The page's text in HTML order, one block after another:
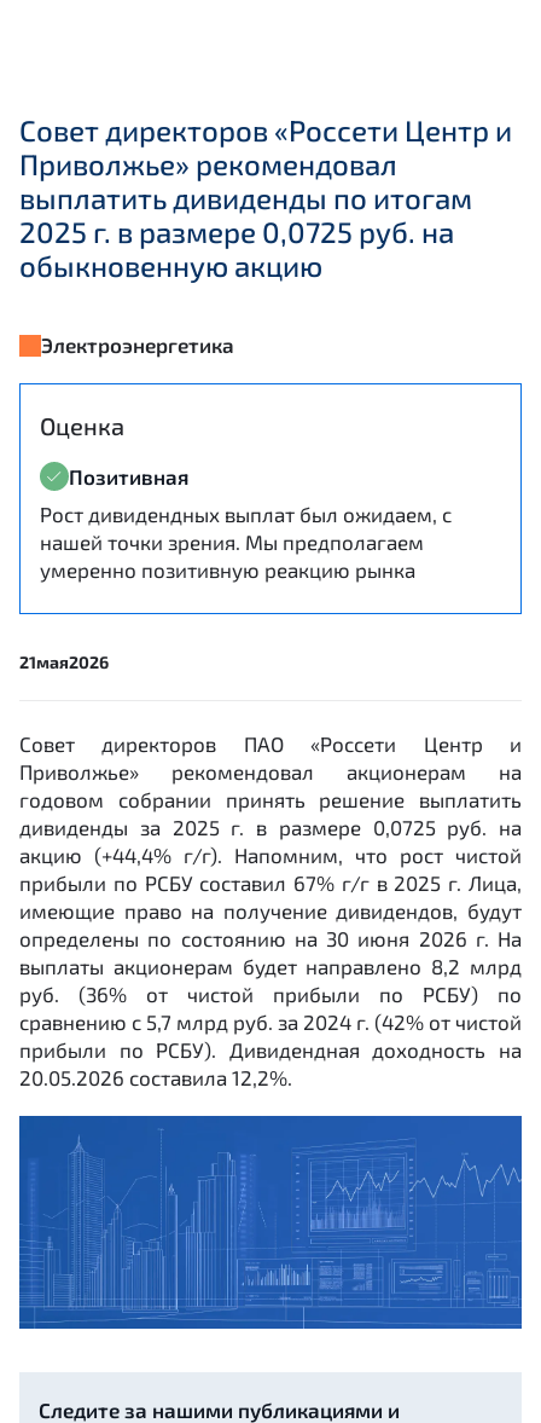
Совет директоров «Россети Центр и
Приволжье» рекомендовал
выплатить дивиденды по итогам
2025 г. в размере 0,0725 руб. на
обыкновенную акцию
Электроэнергетика
Оценка
Позитивная
Рост дивидендных выплат был ожидаем, с
нашей точки зрения. Мы предполагаем
умеренно позитивную реакцию рынка
21мая2026
Совет директоров ПАО «Россети Центр и
Приволжье» рекомендовал акционерам на
годовом собрании принять решение выплатить
дивиденды за 2025 г. в размере 0,0725 руб. на
акцию (+44,4% г/г). Напомним, что рост чистой
прибыли по РСБУ составил 67% г/г в 2025 г. Лица,
имеющие право на получение дивидендов, будут
определены по состоянию на 30 июня 2026 г. На
выплаты акционерам будет направлено 8,2 млрд
руб. (36% от чистой прибыли по РСБУ) по
сравнению с 5,7 млрд руб. за 2024 г. (42% от чистой
прибыли по РСБУ). Дивидендная доходность на
20.05.2026 составила 12,2%.
Следите за нашими публикациями и